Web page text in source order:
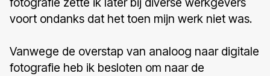
voort ondanks dat het toen mijn werk niet was.
Vanwege de overstap van analoog naar digitale
fotografie heb ik besloten om naar de